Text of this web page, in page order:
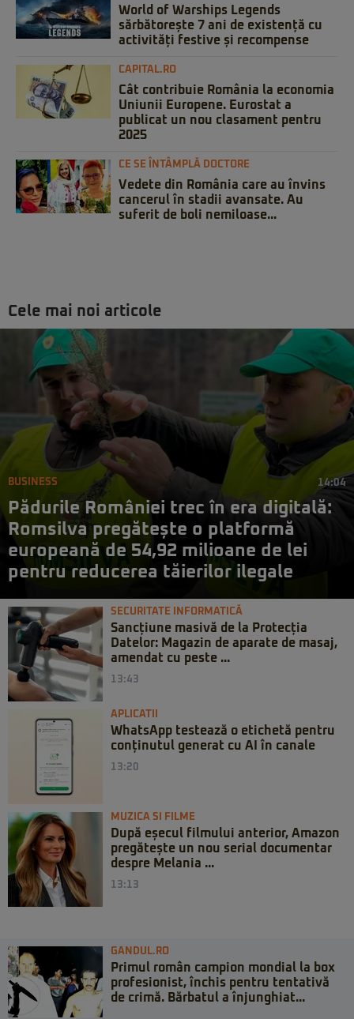
World of Warships Legends
sărbătorește 7 ani de existență cu
activități festive și recompense
CAPITAL.RO
Cât contribuie România la economia
Uniunii Europene. Eurostat a
publicat un nou clasament pentru
2025
CE SE ÎNTÂMPLĂ DOCTORE
Vedete din România care au învins
cancerul în stadii avansate. Au
suferit de boli nemiloase...
Cele mai noi articole
BUSINESS 14:04
Pădurile României trec în era digitală:
Romsilva pregătește o platformă
europeană de 54,92 milioane de lei
pentru reducerea tăierilor ilegale
SECURITATE INFORMATICĂ
Sancțiune masivă de la Protecția
Datelor: Magazin de aparate de masaj,
amendat cu peste ...
13:43
APLICATII
WhatsApp testează o etichetă pentru
conținutul generat cu AI în canale
13:20
MUZICA SI FILME
După eșecul filmului anterior, Amazon
pregătește un nou serial documentar
despre Melania ...
13:13
GANDUL.RO
Primul român campion mondial la box
profesionist, închis pentru tentativă
de crimă. Bărbatul a înjunghiat...